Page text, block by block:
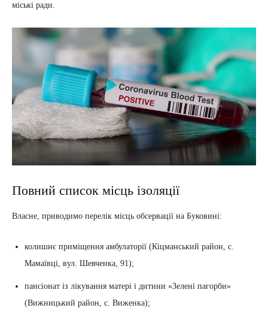
міські ради.
Повний список місць ізоляції
Власне, приводимо перелік місць обсервації на Буковині:
колишнє приміщення амбулаторії (Кіцманський район, с.
Мамаївці, вул. Шевченка, 91);
пансіонат із лікування матері і дитини «Зелені пагорби»
(Вижницький район, с. Виженка);